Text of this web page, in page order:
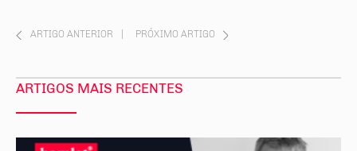
ARTIGO ANTERIOR PRÓXIMO ARTIGO
ARTIGOS MAIS RECENTES